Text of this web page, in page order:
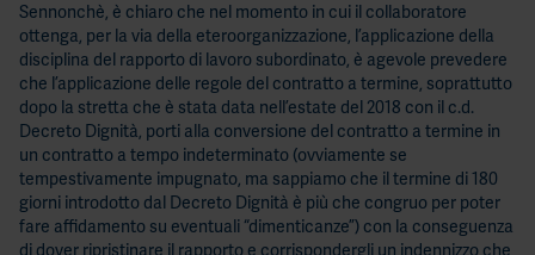
Sennonchè, è chiaro che nel momento in cui il collaboratore
ottenga, per la via della eteroorganizzazione, l’applicazione della
disciplina del rapporto di lavoro subordinato, è agevole prevedere
che l’applicazione delle regole del contratto a termine, soprattutto
dopo la stretta che è stata data nell’estate del 2018 con il c.d.
Decreto Dignità, porti alla conversione del contratto a termine in
un contratto a tempo indeterminato (ovviamente se
tempestivamente impugnato, ma sappiamo che il termine di 180
giorni introdotto dal Decreto Dignità è più che congruo per poter
fare affidamento su eventuali “dimenticanze”) con la conseguenza